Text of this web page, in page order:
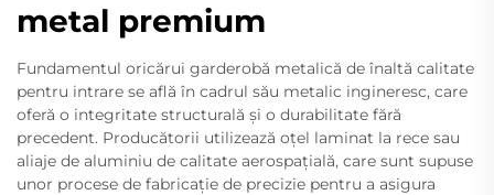
metal premium
Fundamentul oricărui garderobă metalică de înaltă calitate
pentru intrare se află în cadrul său metalic ingineresc, care
oferă o integritate structurală și o durabilitate fără
precedent. Producătorii utilizează oțel laminat la rece sau
aliaje de aluminiu de calitate aerospațială, care sunt supuse
unor procese de fabricație de precizie pentru a asigura